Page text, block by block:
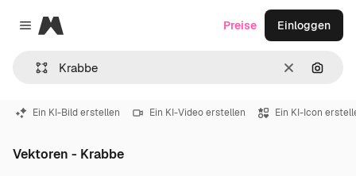
Close menu
Magnific
LöschenNach
Preise Einloggen
Ein KI-Bild erstellen Ein KI-Video erstellen Ein KI-Icon
Vektoren - Krabbe